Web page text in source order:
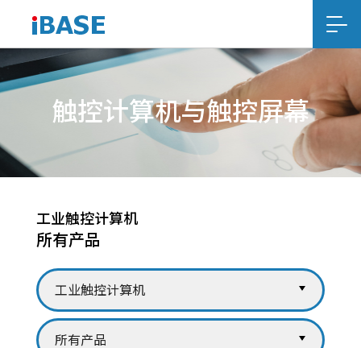
触控计算机与触控屏幕
工业触控计算机
所有产品